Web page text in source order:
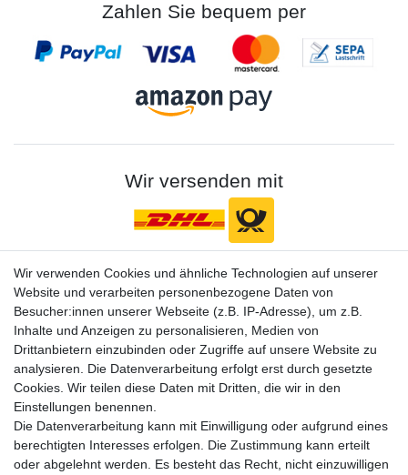
Zahlen Sie bequem per
Wir versenden mit
Gerne halten wir sie auf dem Laufenden
VORNAME NACHNAME
E-MAIL **
Newsletter
Honig
Hiermit bestätige ich, dass ich die
Einwilligung kann ich jederzeit widerrufen.**
Abonnieren
Wir verwenden Cookies und ähnliche Technologien auf unserer
Website und verarbeiten personenbezogene Daten von
Besucher:innen unserer Webseite (z.B. IP-Adresse), um z.B.
Inhalte und Anzeigen zu personalisieren, Medien von
Drittanbietern einzubinden oder Zugriffe auf unsere Website zu
analysieren. Die Datenverarbeitung erfolgt erst durch gesetzte
Cookies. Wir teilen diese Daten mit Dritten, die wir in den
Einstellungen benennen.
Die Datenverarbeitung kann mit Einwilligung oder aufgrund eines
berechtigten Interesses erfolgen. Die Zustimmung kann erteilt
oder abgelehnt werden. Es besteht das Recht, nicht einzuwilligen